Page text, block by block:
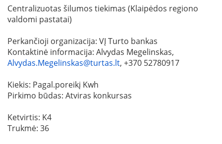
Centralizuotas šilumos tiekimas (Klaipėdos regiono
valdomi pastatai)
Perkančioji organizacija: VĮ Turto bankas
Kontaktinė informacija: Alvydas Megelinskas,
Alvydas.Megelinskas@turtas.lt, +370 52780917
Kiekis: Pagal.poreikį Kwh
Pirkimo būdas: Atviras konkursas
Ketvirtis: K4
Trukmė: 36